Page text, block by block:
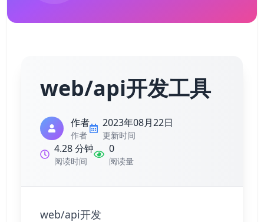
web/api开发工具
作者
作者
2023年08月22日
更新时间
4.28 分钟
阅读时间
0
阅读量
web/api开发